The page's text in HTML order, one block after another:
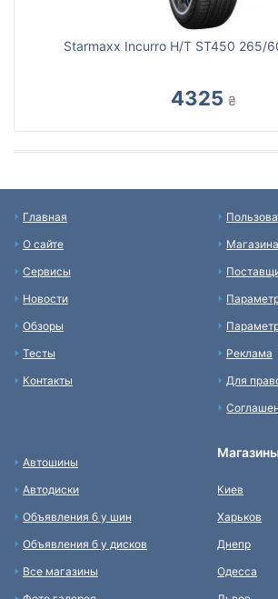
Starmaxx Incurro H/T ST450 265/
4325 ₴
Главная
О сайте
Сервисы
Новости
Обзоры
Тесты
Контакты
Реклама
Для
Автошины
Автодиски
Объявления б у шин
Объявления б у дисков
Все магазины
Киев
Харьков
Днепр
Одесса